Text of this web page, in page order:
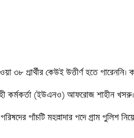
প্রার্থীর কেউই উত্তীর্ণ হতে পারেননি।
কর্মকর্তা (ইউএনও) আফরোজ শাহীন খসরু।
পাঁচটি মহল্লাদার পদে গ্রাম পুলিশ